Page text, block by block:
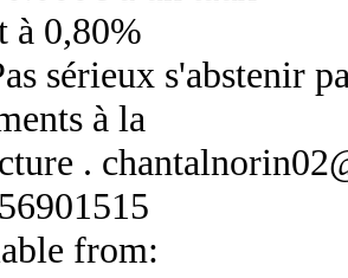
à 0,80%
sérieux s'abstenir
à la
.
from: